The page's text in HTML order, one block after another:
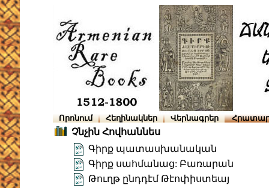
Որոնում Հեղինակներ Վերնագրեր
Չնչին Հովհաննես
Գիրք պատասխանական
Գիրք սահմանաց: Բառարան
Թուղթ ընդդէմ Թէոփիստեայ